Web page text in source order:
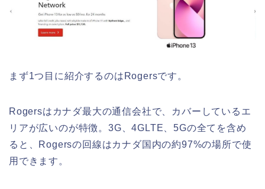
まず1つ目に紹介するのはRogersです。
Rogersはカナダ最大の通信会社で、カバーしているエ
リアが広いのが特徴。3G、4GLTE、5Gの全てを含め
ると、Rogersの回線はカナダ国内の約97%の場所で使
用できます。